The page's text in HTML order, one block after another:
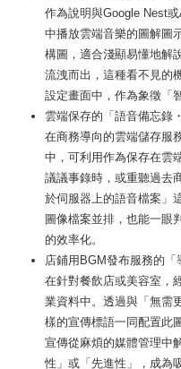
作為說明與Google Nest
中播放雲端音樂的圖解圖
構圖，適合淺顯易懂地解
流洩而出，這種看不見的
設定畫面中，作為象徵「
雲端保存的「語音備忘錄
在商務導向的雲端儲存服
中，可利用作為保存在雲
議議事錄時，或重聽過去
於伺服器上的語音檔案」
圖像檔案並排，也能一眼
的效率化。
店鋪用BGM發布服務的「
在針對餐飲店或美容室，
業資料中。透過與「無需
樣的宣傳標語一同配置此
宣傳從麻煩的媒體管理中
性」或「先進性」，成為